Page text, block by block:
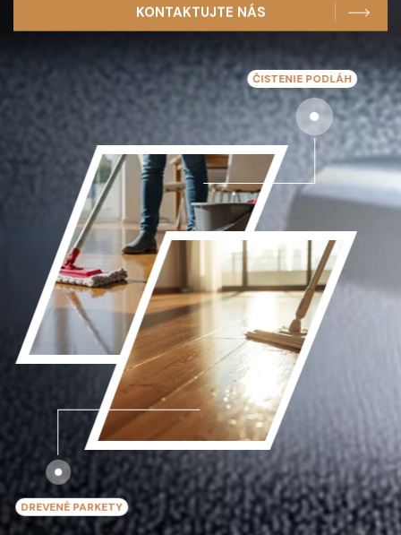
KONTAKTUJTE NÁS
ČISTENIE PODLÁH
DREVENÉ PARKETY